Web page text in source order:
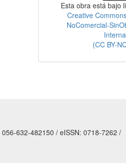
Esta obra está bajo
Creative
NoComercial-
(CC BY-
632-482150 / eISSN: 0718-7262 /